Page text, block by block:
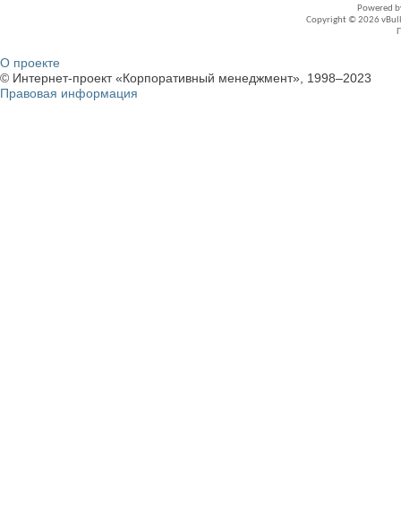
Powered
Copyright © 2026
О проекте
© Интернет-проект «Корпоративный менеджмент», 1998–2023
Правовая информация